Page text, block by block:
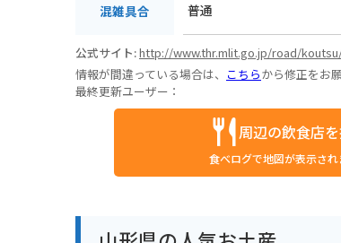
混雑具合 普通
公式サイト:http://www.thr.mlit.go.jp/road/
情報が間違っている場合は、 こちらから修正をお
最終更新ユーザー：
周辺の飲食店
食べログで地図が表示され